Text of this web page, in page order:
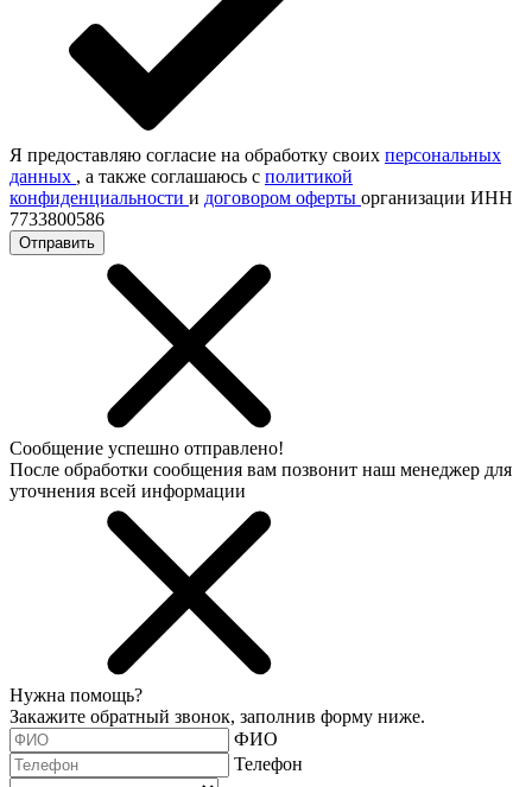
Я предоставляю согласие на обработку своих персональных
данных , а также соглашаюсь с политикой
конфиденциальности и договором оферты организации ИНН
7733800586
Отправить
Сообщение успешно отправлено!
После обработки сообщения вам позвонит наш менеджер для
уточнения всей информации
Нужна помощь?
Закажите обратный звонок, заполнив форму ниже.
ФИО
Телефон